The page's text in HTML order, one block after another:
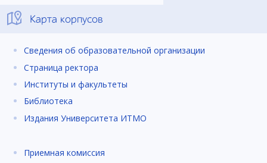
Карта корпусов
Сведения об образовательной организации
Страница ректора
Институты и факультеты
Библиотека
Издания Университета ИТМО
Приемная комиссия